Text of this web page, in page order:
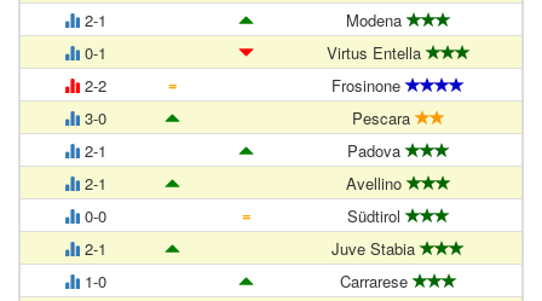
2-1
Modena
0-1
Virtus Entella
2-2
=
Frosinone
3-0
Pescara
2-1
Padova
2-1
Avellino
0-0
=
Südtirol
2-1
Juve Stabia
1-0
Carrarese